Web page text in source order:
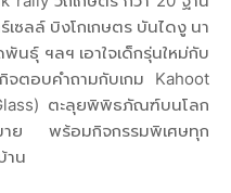
ซลล์ บิงโกเกษตร บันไดงู นา
ธุ์ ฯลฯ เอาใจเด็กรุ่นใหม่กับ
จตอบคำถามกับเกม Kahoot
ตะลุยพิพิธภัณฑ์บนโลก
าย พร้อมกิจกรรมพิเศษทุก
าน